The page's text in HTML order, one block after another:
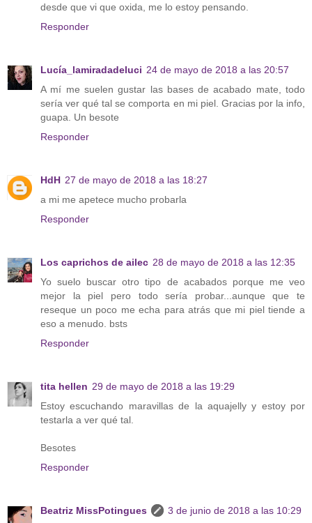
desde que vi que oxida, me lo estoy pensando.
Responder
Lucía_lamiradadeluci 24 de mayo de 2018 a las 20:57
A mí me suelen gustar las bases de acabado mate, todo
sería ver qué tal se comporta en mi piel. Gracias por la info,
guapa. Un besote
Responder
HdH 27 de mayo de 2018 a las 18:27
a mi me apetece mucho probarla
Responder
Los caprichos de ailec 28 de mayo de 2018 a las 12:35
Yo suelo buscar otro tipo de acabados porque me veo
mejor la piel pero todo sería probar...aunque que te
reseque un poco me echa para atrás que mi piel tiende a
eso a menudo. bsts
Responder
tita hellen 29 de mayo de 2018 a las 19:29
Estoy escuchando maravillas de la aquajelly y estoy por
testarla a ver qué tal.
Besotes
Responder
Beatriz MissPotingues
3 de junio de 2018 a las 10:29